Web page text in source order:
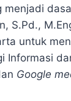
S.Pd.,
untuk
Informasi
Google